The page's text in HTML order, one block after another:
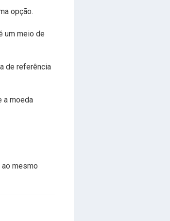
opção.
um meio de
de referência
a moeda
mesmo